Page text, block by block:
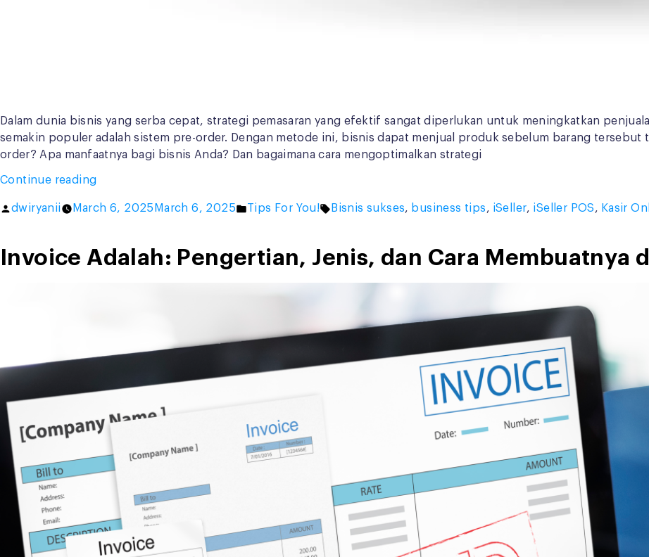
Dalam dunia bisnis yang serba cepat, strategi pemasaran yang efektif sangat diperlukan untuk meningkatkan
semakin populer adalah sistem pre-order. Dengan metode ini, bisnis dapat menjual produk sebelum barang tersebut
order? Apa manfaatnya bagi bisnis Anda? Dan bagaimana cara mengoptimalkan strategi
Continue reading“Mau
Laku
Sebelum
Rilis?
Posted
dwiryanii March 6, 2025 March 6, 2025
Posted
Tips For You! Tags:
Bisnis sukses, business tips, iSeller, iSeller POS, Kasir
Invoice Adalah: Pengertian, Jenis, dan Cara Membuatnya